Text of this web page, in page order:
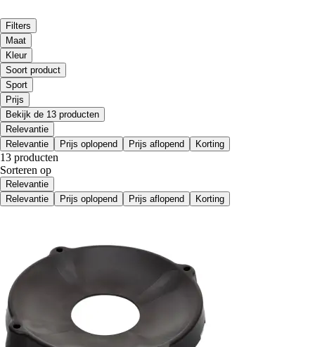
Filters
Maat
Kleur
Soort product
Sport
Prijs
Bekijk de 13 producten
Relevantie
Relevantie
Prijs oplopend Prijs aflopend Korting
13 producten
Sorteren op
Relevantie
Relevantie
Prijs oplopend Prijs aflopend Korting